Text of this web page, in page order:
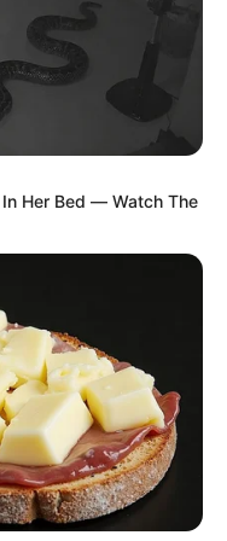
de acuerdo con la
logístico de
drogas.
In Her Bed — Watch The